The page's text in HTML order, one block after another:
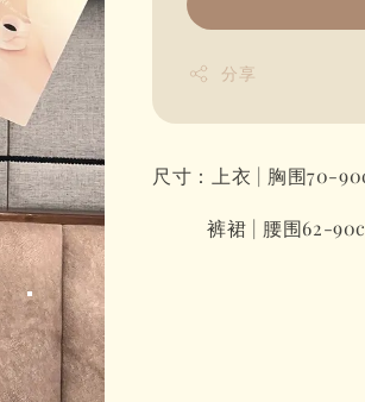
分享
尺寸：上衣 | 胸围70-
裤裙 | 腰围62-